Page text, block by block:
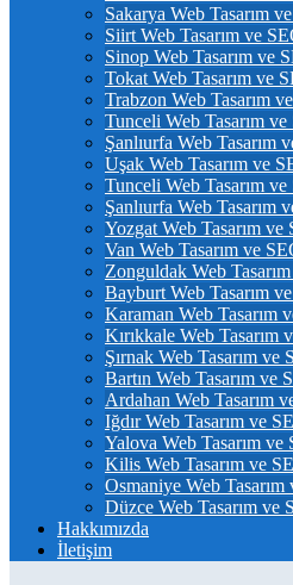
Sakarya Web Tasarım
Siirt Web Tasarım ve
Sinop Web Tasarım ve
Tokat Web Tasarım ve
Trabzon Web Tasarım
Tunceli Web Tasarım ve
Şanlıurfa Web Tasarım
Uşak Web Tasarım ve
Tunceli Web Tasarım ve
Şanlıurfa Web Tasarım
Yozgat Web Tasarım ve
Van Web Tasarım ve
Zonguldak Web
Bayburt Web Tasarım
Karaman Web Tasarım
Kırıkkale Web Tasarım
Şırnak Web Tasarım ve
Bartın Web Tasarım ve
Ardahan Web Tasarım
Iğdır Web Tasarım ve
Yalova Web Tasarım ve
Kilis Web Tasarım ve
Osmaniye Web Tasarım
Düzce Web Tasarım ve
Hakkımızda
İletişim